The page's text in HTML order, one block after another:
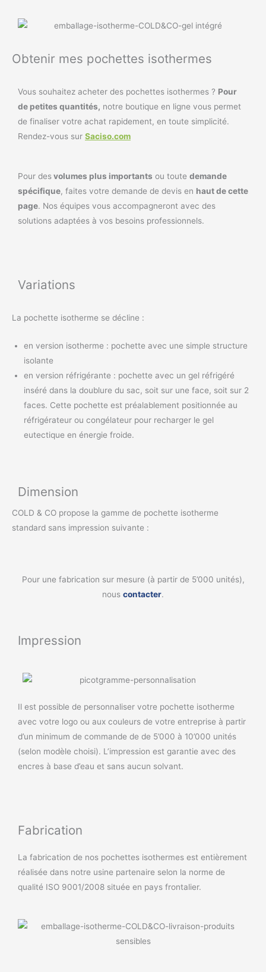
Obtenir mes pochettes isothermes
Vous souhaitez acheter des pochettes isothermes ? Pour
de petites quantités, notre boutique en ligne vous permet
de finaliser votre achat rapidement, en toute simplicité.
Rendez-vous sur Saciso.com
Pour desvolumes plus importants ou toute demande
spécifique, faites votre demande de devis en haut de cette
page. Nos équipes vous accompagneront avec des
solutions adaptées à vos besoins professionnels.
Variations
La pochette isotherme se décline :
en version isotherme : pochette avec une simple structure
isolante
en version réfrigérante : pochette avec un gel réfrigéré
inséré dans la doublure du sac, soit sur une face, soit sur 2
faces. Cette pochette est préalablement positionnée au
réfrigérateur ou congélateur pour recharger le gel
eutectique en énergie froide.
Dimension
COLD & CO propose la gamme de pochette isotherme
standard sans impression suivante :
Pour une fabrication sur mesure (à partir de 5’000 unités),
nous contacter.
Impression
Il est possible de personnaliser votre pochette isotherme
avec votre logo ou aux couleurs de votre entreprise à partir
d’un minimum de commande de de 5’000 à 10’000 unités
(selon modèle choisi). L’impression est garantie avec des
encres à base d’eau et sans aucun solvant.
Fabrication
La fabrication de nos pochettes isothermes est entièrement
réalisée dans notre usine partenaire selon la norme de
qualité ISO 9001/2008 située en pays frontalier.